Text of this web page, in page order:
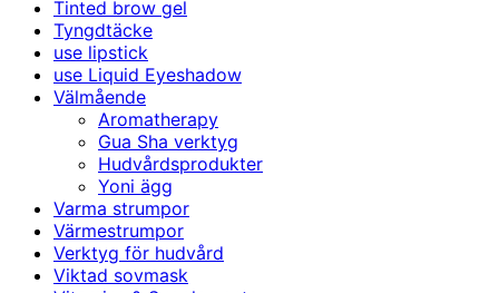
Tinted brow gel
Tyngdtäcke
use lipstick
use Liquid Eyeshadow
Välmående
Aromatherapy
Gua Sha verktyg
Hudvårdsprodukter
Yoni ägg
Varma strumpor
Värmestrumpor
Verktyg för hudvård
Viktad sovmask